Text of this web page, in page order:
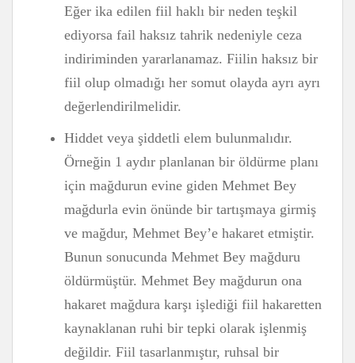
Eğer ika edilen fiil haklı bir neden teşkil
ediyorsa fail haksız tahrik nedeniyle ceza
indiriminden yararlanamaz. Fiilin haksız bir
fiil olup olmadığı her somut olayda ayrı ayrı
değerlendirilmelidir.
Hiddet veya şiddetli elem bulunmalıdır.
Örneğin 1 aydır planlanan bir öldürme planı
için mağdurun evine giden Mehmet Bey
mağdurla evin önünde bir tartışmaya girmiş
ve mağdur, Mehmet Bey’e hakaret etmiştir.
Bunun sonucunda Mehmet Bey mağduru
öldürmüştür. Mehmet Bey mağdurun ona
hakaret mağdura karşı işlediği fiil hakaretten
kaynaklanan ruhi bir tepki olarak işlenmiş
değildir. Fiil tasarlanmıştır, ruhsal bir